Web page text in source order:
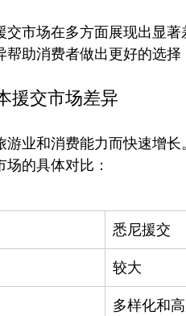
交市场在多方面展现出显
援交市场差异
游业和消费能力而快速增
悉尼援交
较大
多样化和